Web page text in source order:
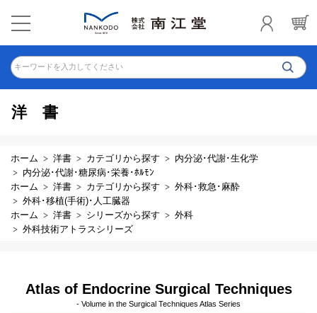
キーワードを入力してください
洋書
ホーム 洋書 カテゴリから探す
内分泌･代謝･生化学
内分泌･代謝･糖尿病･栄養･ﾎﾙﾓﾝ
ホーム
洋書 カテゴリから探す
外科･救急･麻酔
外科･移植(手術)･人工臓器
ホーム
洋書 シリーズから探す
外科
外科技術アトラスシリーズ
Atlas of Endocrine Surgical Techniques
- Volume in the Surgical Techniques Atlas Series